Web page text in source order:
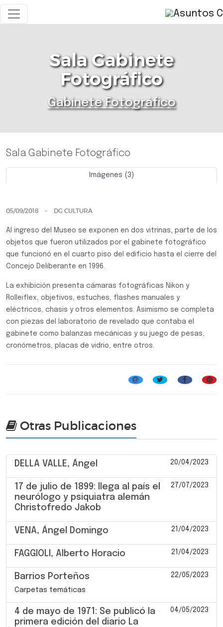
Sala Gabinete
Fotográfico
Gabinete Fotográfico
Sala Gabinete Fotográfico
Imágenes (3)
05/09/2018 DG CULTURA
Al ingreso del Museo se exponen en dos vitrinas, parte de los
objetos que fueron utilizados por el gabinete fotográfico
que funcionó en el cuarto piso del edificio hasta el cierre del
Concejo Deliberante en 1996.
La exhibición presenta cámaras fotográficas Nikon y
Rolleiflex, objetivos, estuches, flashes manuales y
eléctricos, chasis y otros elementos. Asimismo se completa
con piezas del laboratorio de revelado que contaba el
gabinete como balanzas mecánicas y su juego de pesas,
cronómetros, placas de vidrio, entre otros.
Otras Publicaciones
DELLA VALLE, Ángel 20/04/2023
17 de julio de 1899: llega al país el
neurólogo y psiquiatra alemán
Christofredo Jakob
27/07/2023
VENA, Ángel Domingo 21/04/2023
FAGGIOLI, Alberto Horacio 21/04/2023
Barrios Porteños 22/05/2023
Carpetas temáticas
4 de mayo de 1971: Se publicó la
primera edición del diario La
04/05/2023